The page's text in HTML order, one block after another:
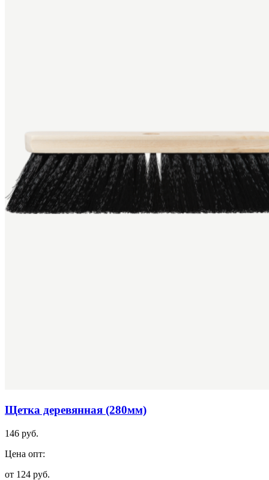
Щетка деревянная (280мм)
146 руб.
Цена опт:
от 124 руб.